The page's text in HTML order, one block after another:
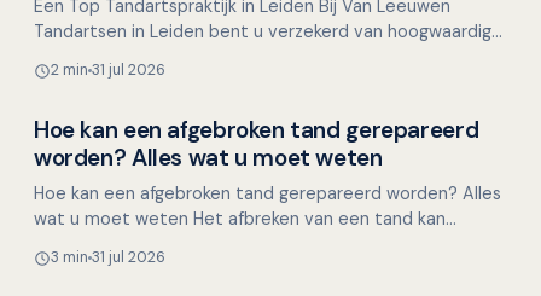
Een Top Tandartspraktijk in Leiden Bij Van Leeuwen
Tandartsen in Leiden bent u verzekerd van hoogwaardige
Geves…
2 min 31 jul 2026
Overig nieuws
Hoe kan een afgebroken tand gerepareerd
worden? Alles wat u moet weten
Hoe kan een afgebroken tand gerepareerd worden? Alles
wat u moet weten Het afbreken van een tand kan
door ee…
3 min 31 jul 2026